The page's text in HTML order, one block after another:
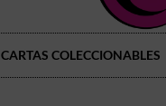
CARTAS COLECCIONABLES